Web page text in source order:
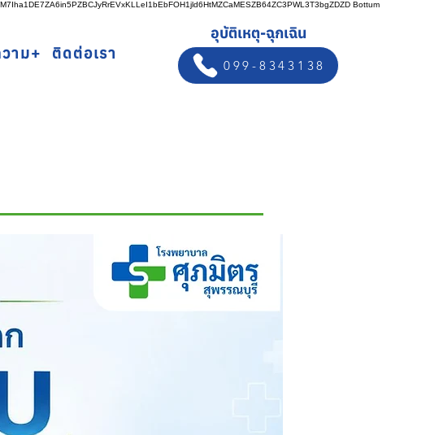
Bottum
าม+ ติดต่อเรา
อุบัติเหตุ-ฉุกเฉิน
099-8343138